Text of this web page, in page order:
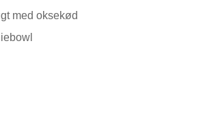
med oksekød